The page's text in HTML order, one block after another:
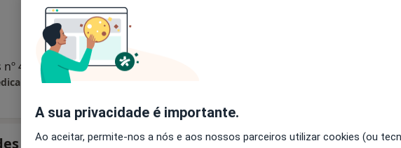
Rua Luís Vaz de Camões nº 4A RC Drto, Oliveira do Hospital •Mapa
Maria T G
Hoje Amanhã Dom,
A sua privacidade é importante.
Ao aceitar, permite-nos a nós e aos nossos parceiros utilizar cookies (ou